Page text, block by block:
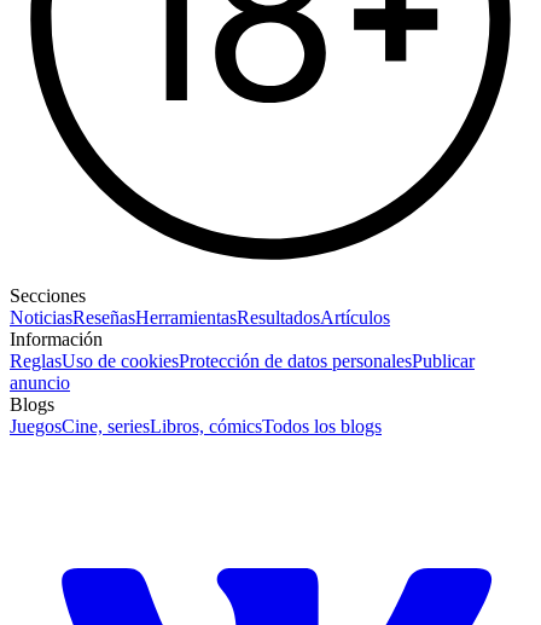
Secciones
NoticiasReseñasHerramientasResultadosArtículos
Información
ReglasUso de cookiesProtección de datos personalesPublicar
anuncio
Blogs
JuegosCine, seriesLibros, cómicsTodos los blogs